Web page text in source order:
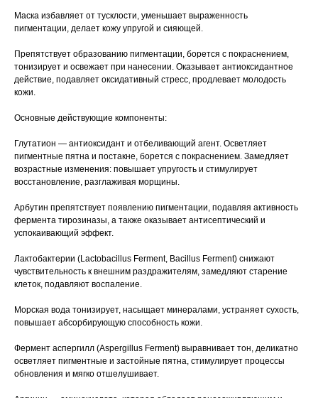
Маска избавляет от тусклости, уменьшает выраженность
пигментации, делает кожу упругой и сияющей.
Препятствует образованию пигментации, борется с покраснением,
тонизирует и освежает при нанесении. Оказывает антиоксидантное
действие, подавляет оксидативный стресс, продлевает молодость
кожи.
Основные действующие компоненты:
Глутатион — антиоксидант и отбеливающий агент. Осветляет
пигментные пятна и постакне, борется с покраснением. Замедляет
возрастные изменения: повышает упругость и стимулирует
восстановление, разглаживая морщины.
Арбутин препятствует появлению пигментации, подавляя активность
фермента тирозиназы, а также оказывает антисептический и
успокаивающий эффект.
Лактобактерии (Lactobacillus Ferment, Bacillus Ferment) снижают
чувствительность к внешним раздражителям, замедляют старение
клеток, подавляют воспаление.
Морская вода тонизирует, насыщает минералами, устраняет сухость,
повышает абсорбирующую способность кожи.
Фермент аспергилл (Aspergillus Ferment) выравнивает тон, деликатно
осветляет пигментные и застойные пятна, стимулирует процессы
обновления и мягко отшелушивает.